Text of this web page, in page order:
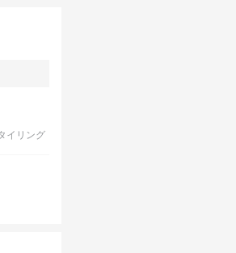
イリング